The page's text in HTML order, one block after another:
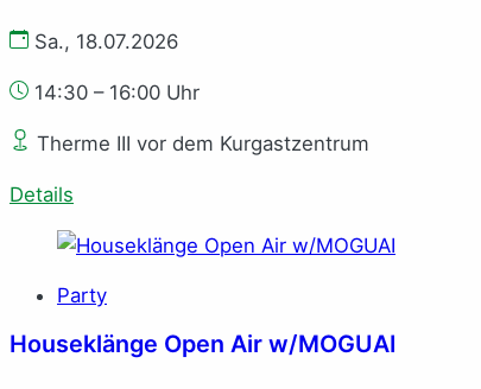
Sa., 18.07.2026
14:30 – 16:00 Uhr
Therme III vor dem Kurgastzentrum
Details
Party
Houseklänge Open Air w/MOGUAI